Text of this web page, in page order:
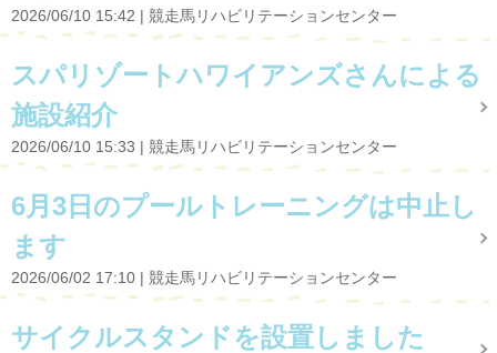
2026/06/10 15:42 競走馬リハビリテーションセンター
スパリゾートハワイアンズさんによる
施設紹介
2026/06/10 15:33 競走馬リハビリテーションセンター
6月3日のプールトレーニングは中止し
ます
2026/06/02 17:10 競走馬リハビリテーションセンター
サイクルスタンドを設置しました